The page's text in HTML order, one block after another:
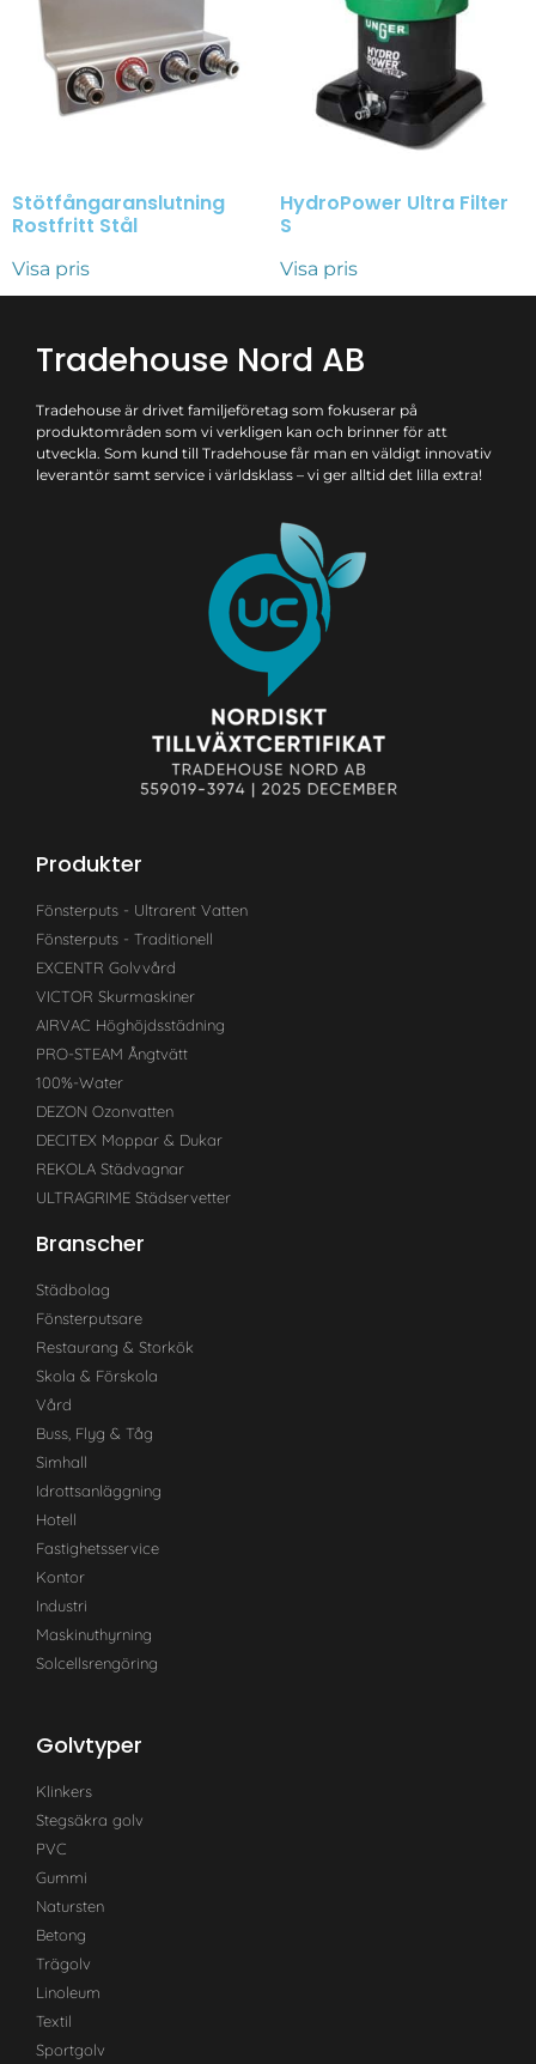
Stötfångaranslutning
Rostfritt Stål
Visa pris
HydroPower Ultra Filter
S
Visa pris
Tradehouse Nord AB
Tradehouse är drivet familjeföretag som fokuserar på
produktområden som vi verkligen kan och brinner för att
utveckla. Som kund till Tradehouse får man en väldigt innovativ
leverantör samt service i världsklass – vi ger alltid det lilla extra!
Produkter
Fönsterputs - Ultrarent Vatten
Fönsterputs - Traditionell
EXCENTR Golvvård
VICTOR Skurmaskiner
AIRVAC Höghöjdsstädning
PRO-STEAM Ångtvätt
100%-Water
DEZON Ozonvatten
DECITEX Moppar & Dukar
REKOLA Städvagnar
ULTRAGRIME Städservetter
Branscher
Städbolag
Fönsterputsare
Restaurang & Storkök
Skola & Förskola
Vård
Buss, Flyg & Tåg
Simhall
Idrottsanläggning
Hotell
Fastighetsservice
Kontor
Industri
Maskinuthyrning
Solcellsrengöring
Golvtyper
Klinkers
Stegsäkra golv
PVC
Gummi
Natursten
Betong
Trägolv
Linoleum
Textil
Sportgolv